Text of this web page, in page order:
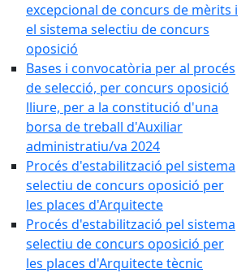
excepcional de concurs de mèrits i
el sistema selectiu de concurs
oposició
Bases i convocatòria per al procés
de selecció, per concurs oposició
lliure, per a la constitució d'una
borsa de treball d'Auxiliar
administratiu/va 2024
Procés d'estabilització pel sistema
selectiu de concurs oposició per
les places d'Arquitecte
Procés d'estabilització pel sistema
selectiu de concurs oposició per
les places d'Arquitecte tècnic